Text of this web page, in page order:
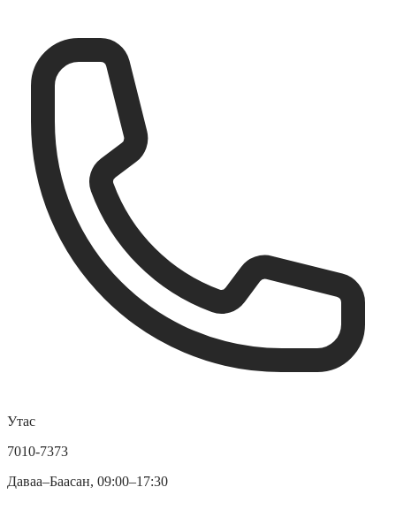
Утас
7010-7373
Даваа–Баасан, 09:00–17:30